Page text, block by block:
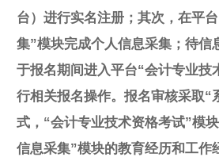
台）进行实名注册；其次，在平
集”模块完成个人信息采集；待信
于报名期间进入平台“会计专业技
行相关报名操作。报名审核采取“
式，“会计专业技术资格考试”模
信息采集”模块的教育经历和工作